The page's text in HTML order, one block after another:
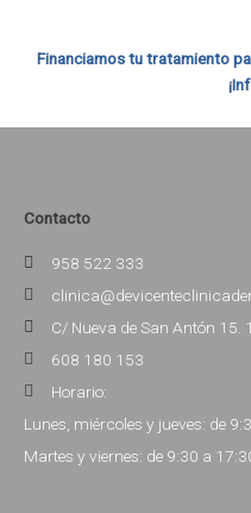
Financiamos tu tratamiento
Contacto
958 522 333
C/ Nueva de San Antón 15.
608 180 153
Horario:
Lunes, miércoles y jueves: de
Martes y viernes: de 9:30 a